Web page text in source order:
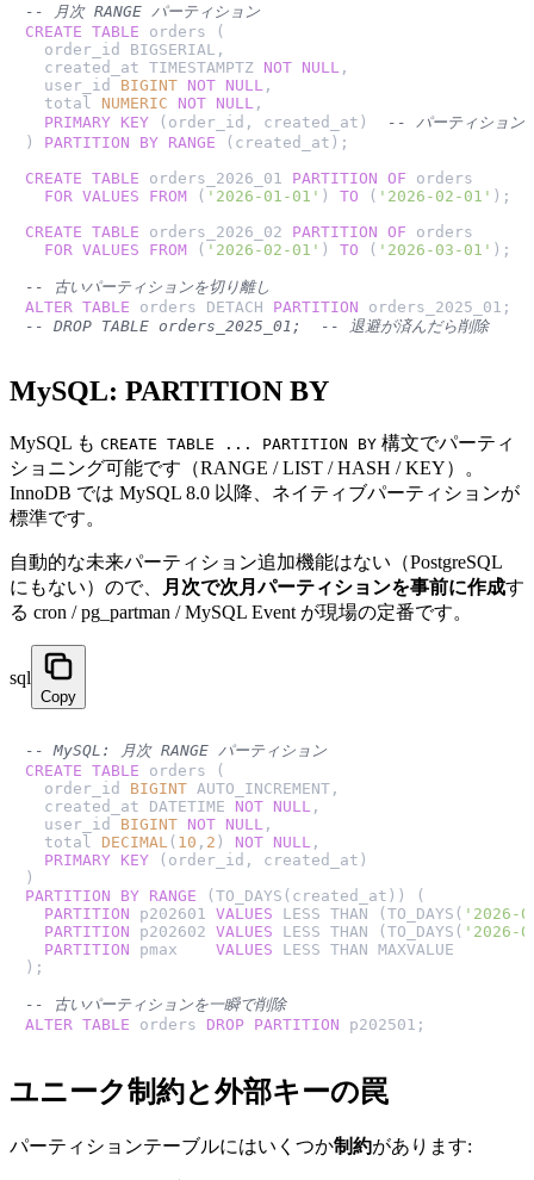
-- 月次 RANGE パーティション
CREATE TABLE orders (
  order_id BIGSERIAL,
  created_at TIMESTAMPTZ
NOT NULL ,
  user_id
BIGINT NOT NULL ,
  total
NUMERIC NOT NULL ,
PRIMARY KEY (order_id, created_at)
-- パーティション
) PARTITION BY RANGE (created_at);
CREATE TABLE orders_2026_01 PARTITION OF orders
FOR VALUES FROM ( '2026-01-01' ) TO ( '2026-02-01' );
CREATE TABLE orders_2026_02 PARTITION OF orders
FOR VALUES FROM ( '2026-02-01' ) TO ( '2026-03-01' );
-- 古いパーティションを切り離し
ALTER TABLE orders DETACH PARTITION
-- DROP TABLE orders_2025_01;  -- 退避が済んだら削除
MySQL: PARTITION BY
MySQL も CREATE TABLE ... PARTITION BY 構文でパーティ
ショニング可能です（RANGE / LIST / HASH / KEY）。
InnoDB では MySQL 8.0 以降、ネイティブパーティションが
標準です。
自動的な未来パーティション追加機能はない（PostgreSQL
にもない）ので、
月次で次月パーティションを事前に作成す
る cron / pg_partman / MySQL Event が現場の定番です。
sql
Copy
-- MySQL: 月次 RANGE パーティション
CREATE TABLE orders (
  order_id
BIGINT AUTO_INCREMENT,
  created_at DATETIME
NOT NULL ,
  user_id
BIGINT NOT NULL ,
  total
DECIMAL ( 10 , 2 ) NOT NULL ,
PRIMARY KEY (order_id, created_at)
PARTITION
BY RANGE (TO_DAYS(created_at)) (
PARTITION p202601 VALUES LESS THAN (TO_DAYS( '2026-
PARTITION p202602 VALUES LESS THAN (TO_DAYS( '2026-
PARTITION pmax VALUES LESS THAN MAXVALUE
);
-- 古いパーティションを一瞬で削除
ALTER TABLE orders DROP PARTITION p202501;
ユニーク制約と外部キーの罠
パーティションテーブルにはいくつか制約があります: